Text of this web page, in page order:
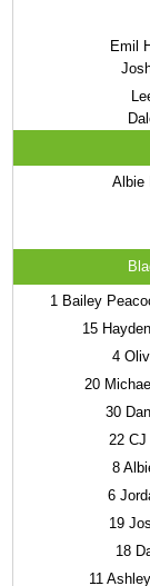
Emil
Albie
1 Bailey
15
4
20
30
22 CJ
8
6
19
18
11